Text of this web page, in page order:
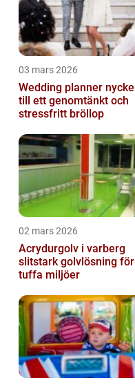
03 mars 2026
Wedding planner nyckeln
till ett genomtänkt och
stressfritt bröllop
02 mars 2026
Acrydurgolv i varberg
slitstark golvlösning för
tuffa miljöer